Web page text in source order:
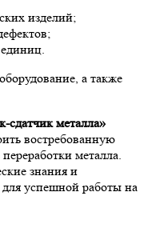
изделий;
а также
металла»
востребованную
металла.
знания и
успешной работы на